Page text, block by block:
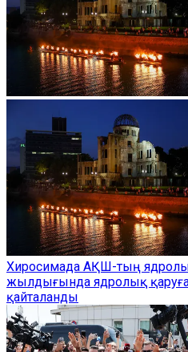
Хиросимада АҚШ-тың
жылдығында ядролық
қайталанды